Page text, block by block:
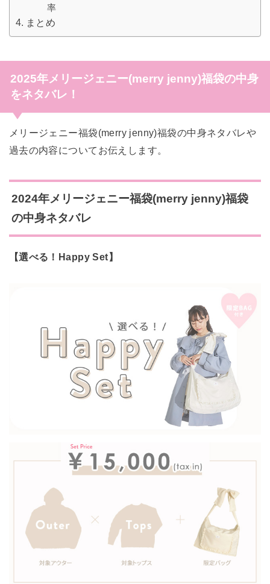
率
まとめ
2025年メリージェニー(merry jenny)福袋の中身
をネタバレ！
メリージェニー福袋(merry jenny)福袋の中身ネタバレや
過去の内容についてお伝えします。
2024年メリージェニー福袋(merry jenny)福袋
の中身ネタバレ
【選べる！Happy Set】